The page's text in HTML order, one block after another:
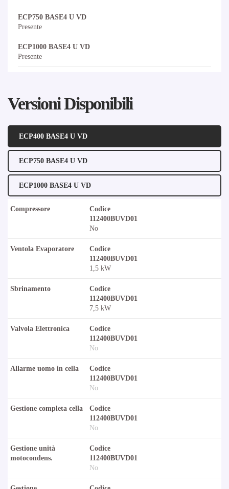
ECP750 BASE4 U VD
Presente
ECP1000 BASE4 U VD
Presente
Versioni Disponibili
ECP400 BASE4 U VD
ECP750 BASE4 U VD
ECP1000 BASE4 U VD
Compressore
Codice
112400BUVD01
No
Ventola Evaporatore
Codice
112400BUVD01
1,5 kW
Sbrinamento
Codice
112400BUVD01
7,5 kW
Valvola Elettronica
Codice
112400BUVD01
No
Allarme uomo in cella
Codice
112400BUVD01
No
Gestione completa cella
Codice
112400BUVD01
No
Gestione unità
motocondens.
Codice
112400BUVD01
No